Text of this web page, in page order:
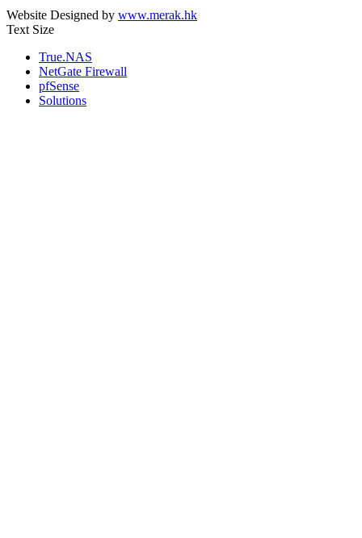
Website Designed by www.merak.hk
Text Size
True.NAS
NetGate Firewall
pfSense
Solutions